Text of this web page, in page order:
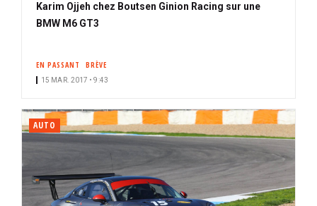
Karim Ojjeh chez Boutsen Ginion Racing sur une
BMW M6 GT3
EN PASSANT BRÈVE
15 MAR. 2017 • 9:43
AUTO